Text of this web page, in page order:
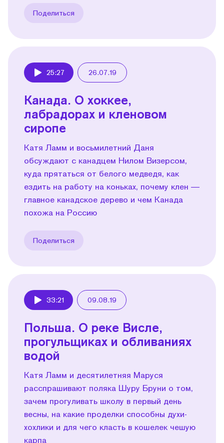
Поделиться
25:27 26.07.19
Канада. О хоккее,
лабрадорах и кленовом
сиропе
Катя Ламм и восьмилетний Даня
обсуждают с канадцем Нилом Визерсом,
куда прятаться от белого медведя, как
ездить на работу на коньках, почему клен —
главное канадское дерево и чем Канада
похожа на Россию
Поделиться
33:21 09.08.19
Польша. О реке Висле,
прогульщиках и обливаниях
водой
Катя Ламм и десятилетняя Маруся
расспрашивают поляка Шуру Бруни о том,
зачем прогуливать школу в первый день
весны, на какие проделки способны духи-
хохлики и для чего класть в кошелек чешую
карпа